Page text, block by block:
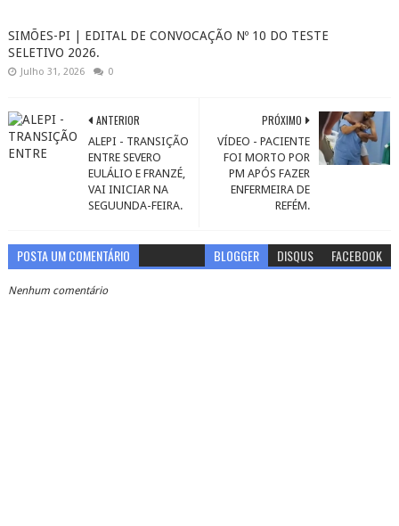
SIMÕES-PI | EDITAL DE CONVOCAÇÃO Nº 10 DO TESTE
SELETIVO 2026.
Julho 31, 2026 0
PRÓXIMO
VÍDEO - PACIENTE
FOI MORTO POR
PM APÓS FAZER
ENFERMEIRA DE
REFÉM.
ANTERIOR
ALEPI - TRANSIÇÃO
ENTRE SEVERO
EULÁLIO E FRANZÉ,
VAI INICIAR NA
SEGUUNDA-FEIRA.
POSTA UM COMENTÁRIO BLOGGER DISQUS FACEBOOK
Nenhum comentário